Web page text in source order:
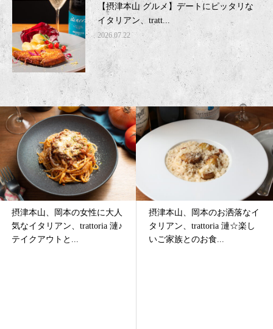
【摂津本山 グルメ】デートにピッタリな
イタリアン、tratt...
2026.07.22
摂津本山、岡本のお洒落なイ
タリアン、trattoria 漣☆楽し
いご家族とのお食...
摂津本山、岡本のオシャレな
イタリアン、trattoria 漣(レ
ン)★2025年...